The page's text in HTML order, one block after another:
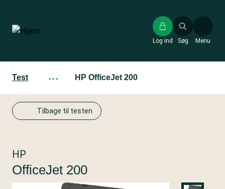
hovedindhold
Søg
Log ind Menu
Test ··· HP OfficeJet 200
Tilbage til testen
HP
OfficeJet 200